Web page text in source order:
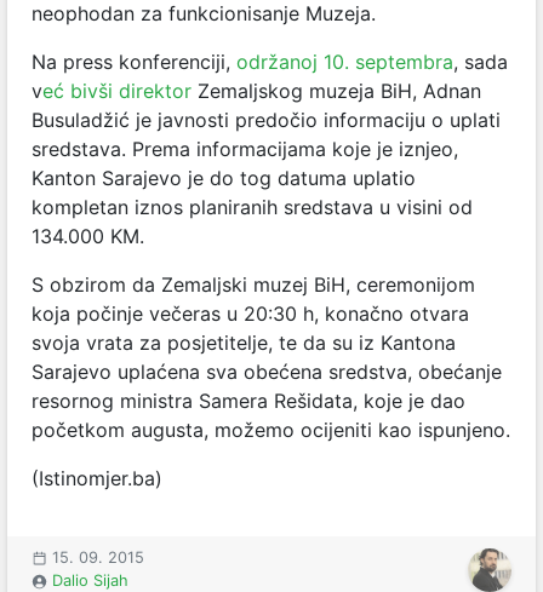
neophodan za funkcionisanje Muzeja.
Na press konferenciji, održanoj 10. septembra, sada
već bivši direktor Zemaljskog muzeja BiH, Adnan
Busuladžić je javnosti predočio informaciju o uplati
sredstava. Prema informacijama koje je iznjeo,
Kanton Sarajevo je do tog datuma uplatio
kompletan iznos planiranih sredstava u visini od
134.000 KM.
S obzirom da Zemaljski muzej BiH, ceremonijom
koja počinje večeras u 20:30 h, konačno otvara
svoja vrata za posjetitelje, te da su iz Kantona
Sarajevo uplaćena sva obećena sredstva, obećanje
resornog ministra Samera Rešidata, koje je dao
početkom augusta, možemo ocijeniti kao ispunjeno.
(Istinomjer.ba)
15. 09. 2015
Dalio Sijah